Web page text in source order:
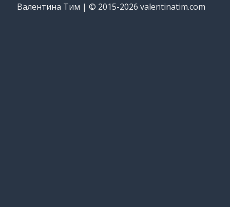
Валентина Тим | © 2015-2026 valentinatim.com